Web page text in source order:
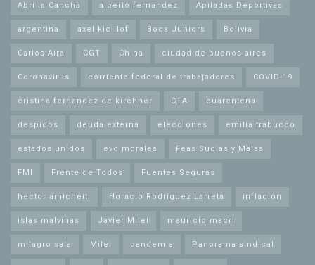
Abrí la Cancha alberto fernandez Apiladas Deportivas
argentina axel kicillof Boca Juniors Bolivia
Carlos Aira CGT China ciudad de buenos aires
Coronavirus corriente federal de trabajadores COVID-19
cristina fernandez de kirchner CTA cuarentena
despidos deuda externa elecciones emilia trabucco
estados unidos evo morales Feas Sucias y Malas
FMI Frente de Todos Fuentes Seguras
hector amichetti Horacio Rodríguez Larreta inflación
islas malvinas Javier Milei mauricio macri
milagro sala Milei pandemia Panorama sindical